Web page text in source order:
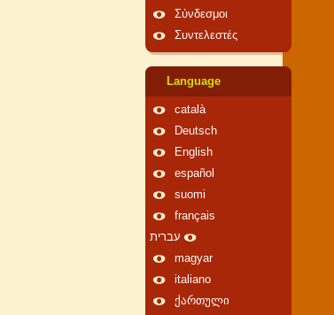
Σύνδεσμοι
Συντελεστές
Language
català
Deutsch
English
español
suomi
français
עברית
magyar
italiano
ქართული